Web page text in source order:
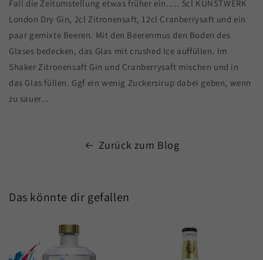
Fall die Zeitumstellung etwas früher ein..... 5cl KUNSTWERK
London Dry Gin, 2cl Zitronensaft, 12cl Cranberrysaft und ein
paar gemixte Beeren. Mit den Beerenmus den Boden des
Glases bedecken, das Glas mit crushed Ice auffüllen. Im
Shaker Zitronensaft Gin und Cranberrysaft mischen und in
das Glas füllen. Ggf ein wenig Zuckersirup dabei geben, wenn
zu sauer...
Zurück zum Blog
Das könnte dir gefallen